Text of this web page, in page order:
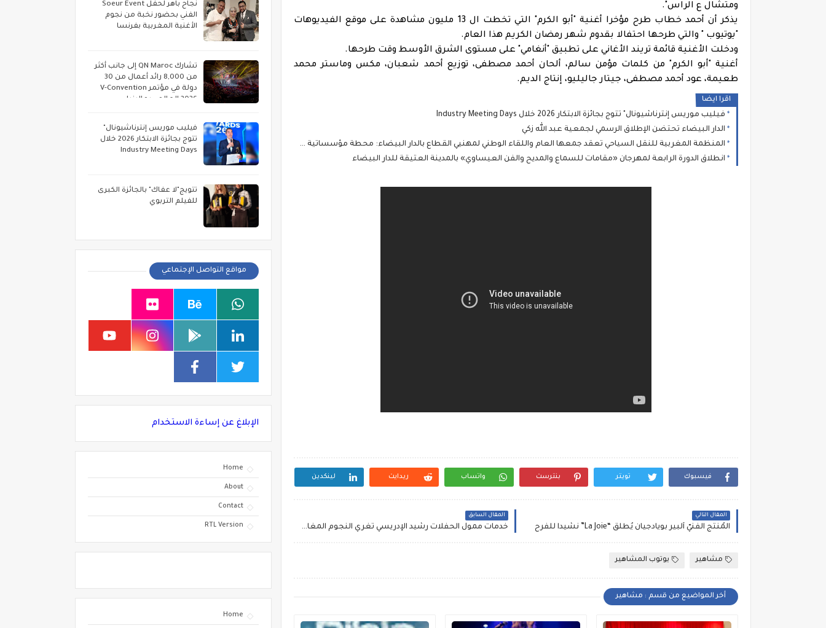
ومتشال ع الراس".
يذكر أن أحمد خطاب طرح مؤخرا أغنية "أبو الكرم" التي تخطت ال 13 مليون مشاهدة على موقع الفيديوهات
"يوتيوب " والتي طرحها احتفالا بقدوم شهر رمضان الكريم هذا العام.
ودخلت الأغنية قائمة تريند الأغاني على تطبيق "أنغامي" على مستوى الشرق الأوسط وقت طرحها.
أغنية "أبو الكرم" من كلمات مؤمن سالم، ألحان أحمد مصطفى، توزيع أحمد شعبان، مكس وماستر محمد
طعيمة، عود أحمد مصطفى، جيتار جاليليو، إنتاج الديم.
اقرا ايضا
فيليب موريس إنترناشيونال" تتوج بجائزة الابتكار 2026 خلال Industry Meeting Days
الدار البيضاء تحتضن الإطلاق الرسمي لجمعية عبد الله زكي
المنظمة المغربية للنقل السياحي تعقد جمعها العام واللقاء الوطني لمهنيي القطاع بالدار البيضاء: محطة مؤسساتية لتقوية الحوار وتثمين دور النقل السياحي في التنمية
انطلاق الدورة الرابعة لمهرجان «مقامات للسماع والمديح والفن العيساوي» بالمدينة العتيقة للدار البيضاء
فيسبوك تويتر بنترست واتساب ريدايت لينكدين
المقال التالي
المُنتج الفنيّ ألبير بويادجيان يُطلق “La Joie” نشيداً للفرح
المقال السابق
خدمات ممول الحفلات رشيد الإدريسي تغري النجوم المغاربة
مشاهير يوتوب المشاهير
أخر المواضيع من قسم : مشاهير
نجاح باهر لحفل Soeur Évent
الفني بحضور نخبة من نجوم
الأغنية المغربية بفرنسا
تشارك QN Maroc إلى جانب أكثر
من 8,000 رائد أعمال من 30
دولة في مؤتمر V-Convention
2026 العالمي بماليزيا
فيليب موريس إنترناشيونال"
تتوج بجائزة الابتكار 2026 خلال
Industry Meeting Days
تتويج"لا عفاك" بالجائزة الكبرى
للفيلم التربوي
مواقع التواصل الإجتماعي
الإبلاغ عن إساءة الاستخدام
Home
About
Contact
RTL Version
Home